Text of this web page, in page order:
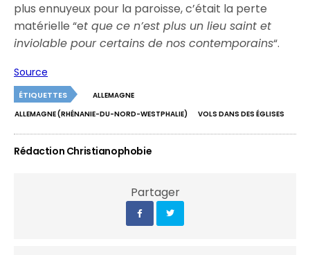
plus ennuyeux pour la paroisse, c’était la perte
matérielle “et que ce n’est plus un lieu saint et
inviolable pour certains de nos contemporains“.
Source
ÉTIQUETTES
ALLEMAGNE
ALLEMAGNE (RHÉNANIE-DU-NORD-WESTPHALIE)
VOLS DANS DES ÉGLISES
Rédaction Christianophobie
Partager